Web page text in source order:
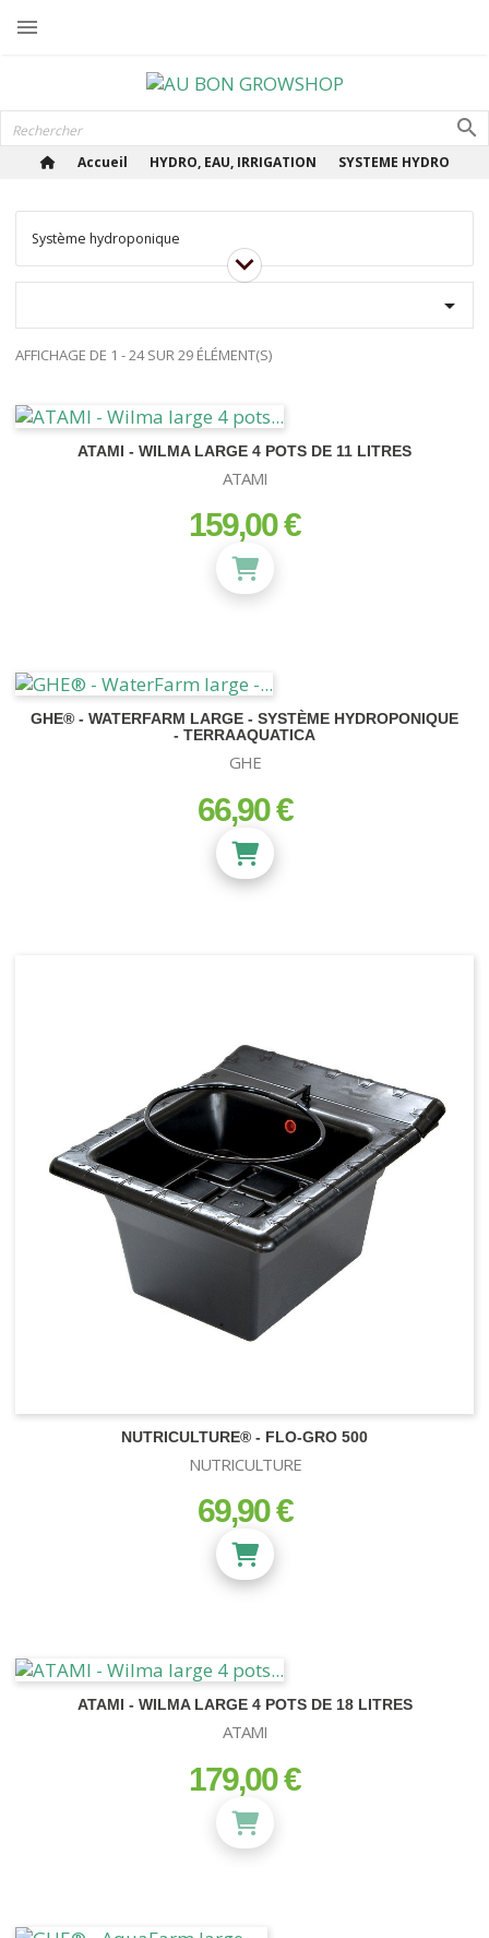

Accueil HYDRO, EAU, IRRIGATION SYSTEME HYDRO
Système hydroponique

AFFICHAGE DE 1 - 24 SUR 29 ÉLÉMENT(S)
ATAMI - WILMA LARGE 4 POTS DE 11 LITRES
ATAMI
prix
159,00 €
GHE® - WATERFARM LARGE - SYSTÈME HYDROPONIQUE
- TERRAAQUATICA
GHE
prix
66,90 €
NUTRICULTURE® - FLO-GRO 500
NUTRICULTURE
prix
69,90 €
ATAMI - WILMA LARGE 4 POTS DE 18 LITRES
ATAMI
prix
179,00 €